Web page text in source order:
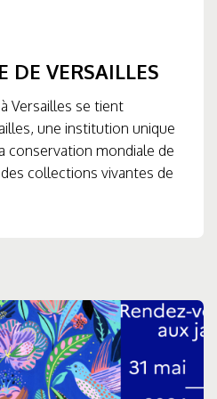
DE VERSAILLES
Versailles se tient
une institution unique
conservation mondiale de
collections vivantes de